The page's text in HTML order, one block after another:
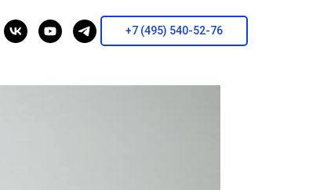
+7 (495) 540-52-76